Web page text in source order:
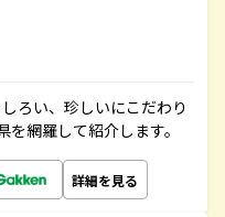
ろい、珍しいにこだわり
網羅して紹介します。
詳細を見る